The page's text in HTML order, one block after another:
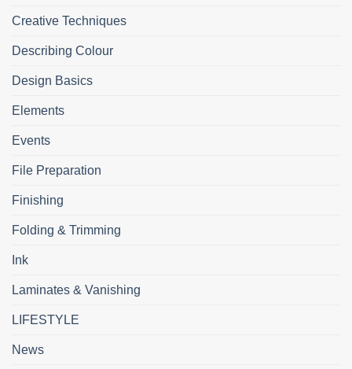
Creative Techniques
Describing Colour
Design Basics
Elements
Events
File Preparation
Finishing
Folding & Trimming
Ink
Laminates & Vanishing
LIFESTYLE
News